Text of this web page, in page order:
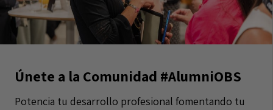
Únete a la Comunidad #AlumniOBS
Potencia tu desarrollo profesional fomentando tu